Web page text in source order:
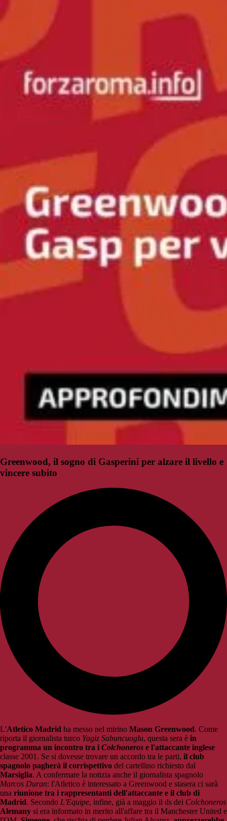
Greenwood, il sogno di Gasperini per alzare il livello e
vincere subito
L'Atletico Madrid ha messo nel mirino Mason Greenwood. Come
riporta il giornalista turco Yagiz Sabuncuoglu, questa sera è in
programma un incontro tra i Colchoneros e l'attaccante inglese
classe 2001. Se si dovesse trovare un accordo tra le parti, il club
spagnolo pagherà il corrispettivo del cartellino richiesto dal
Marsiglia. A confermare la notizia anche il giornalista spagnolo
Marcos Duran: l'Atletico è interessato a Greenwood e stasera ci sarà
una riunione tra i rappresentanti dell'attaccante e il club di
Madrid. Secondo L'Equipe, infine, già a maggio il ds dei Colchoneros
Alemany si era informato in merito all'affare tra il Manchester United e